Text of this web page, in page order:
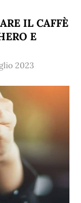
IL CAFFÈ
E
2023